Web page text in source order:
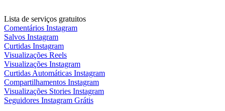
Lista de serviços gratuitos
Comentários Instagram
Salvos Instagram
Curtidas Instagram
Visualizações Reels
Visualizações Instagram
Curtidas Automáticas Instagram
Compartilhamentos Instagram
Visualizações Stories Instagram
Seguidores Instagram Grátis